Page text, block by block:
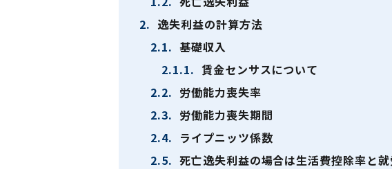
2. 逸失利益の計算方法
2.1. 基礎収入
2.1.1. 賃金センサスについて
2.2. 労働能力喪失率
2.3. 労働能力喪失期間
2.4. ライプニッツ係数
2.5. 死亡逸失利益の場合は生活費控除率と